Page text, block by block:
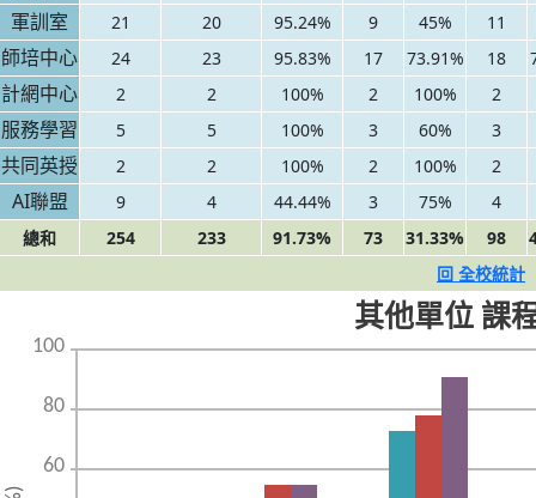
軍訓室 21 20 95.24% 9 45% 11
師培中心 24 23 95.83% 17 73.91% 18
計網中心 2 2 100% 2 100% 2
服務學習 5 5 100% 3 60% 3
共同英授 2 2 100% 2 100% 2
AI聯盟 9 4 44.44% 3 75%
4
總和
254 233 91.73% 73 31.33% 98
回 全校統計